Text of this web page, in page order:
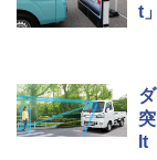
t
It